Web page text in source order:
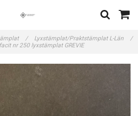
/ Lyxstämplat/Praktstämplat L-Län
/
nr 250 lyxstämplat GREVIE